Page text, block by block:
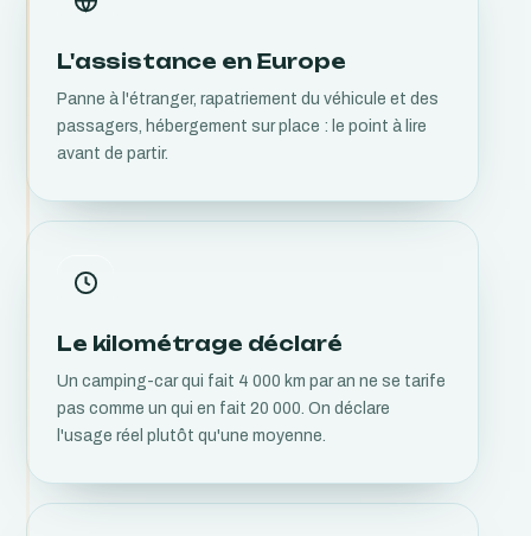
L'assistance en Europe
Panne à l'étranger, rapatriement du véhicule et des
passagers, hébergement sur place : le point à lire
avant de partir.
Le kilométrage déclaré
Un camping-car qui fait 4 000 km par an ne se tarife
pas comme un qui en fait 20 000. On déclare
l'usage réel plutôt qu'une moyenne.